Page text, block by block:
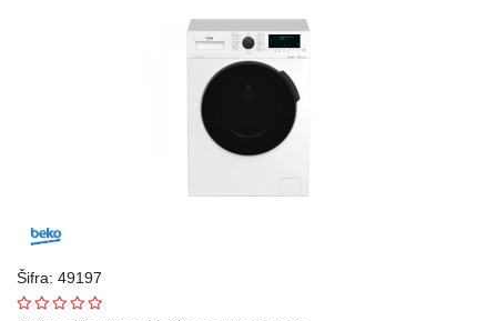
Telefoni
Šifra: 49197